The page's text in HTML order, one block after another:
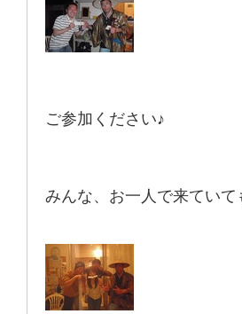
ご参加ください♪
みんな、お一人で来ていて